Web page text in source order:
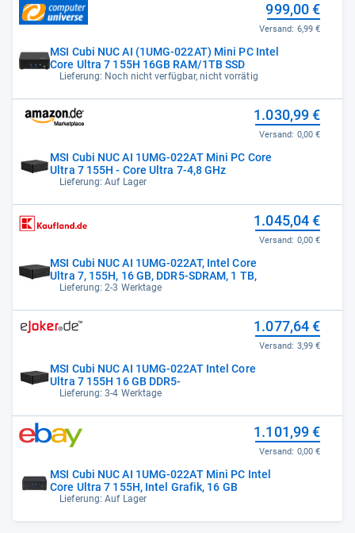
MSI Cubi NUC AI (1UMG-022AT) Mini PC Intel
Core Ultra 7 155H 16GB RAM/1TB SSD
Lieferung: Noch nicht verfügbar, nicht vorrätig
999,00 €
Versand: 6,99 €
MSI Cubi NUC AI 1UMG-022AT Mini PC Core
Ultra 7 155H - Core Ultra 7-4,8 GHz
Lieferung: Auf Lager
1.030,99 €
Versand: 0,00 €
MSI Cubi NUC AI 1UMG-022AT, Intel Core
Ultra 7, 155H, 16 GB, DDR5-SDRAM, 1 TB,
Lieferung: 2-3 Werktage
1.045,04 €
Versand: 0,00 €
MSI Cubi NUC AI 1UMG-022AT Intel Core
Ultra 7 155H 16 GB DDR5-
Lieferung: 3-4 Werktage
1.077,64 €
Versand: 3,99 €
MSI Cubi NUC AI 1UMG-022AT Mini PC Intel
Core Ultra 7 155H, Intel Grafik, 16 GB
Lieferung: Auf Lager
1.101,99 €
Versand: 0,00 €